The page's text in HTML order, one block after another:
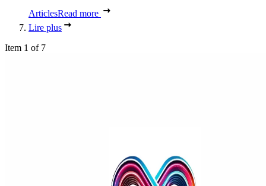
ArticlesRead more
Lire plus
Item 1 of 7